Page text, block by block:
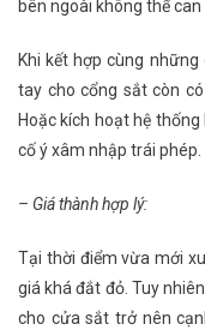
bên ngoài không thể can
Khi kết hợp cùng những
tay cho cổng sắt còn
Hoặc kích hoạt hệ
cố ý xâm nhập trái phép.
– Giá thành hợp lý:
Tại thời điểm vừa mới
giá khá đắt đỏ. Tuy
cho cửa sắt trở nên